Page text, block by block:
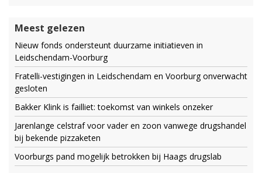
Meest gelezen
Nieuw fonds ondersteunt duurzame initiatieven in
Leidschendam-Voorburg
Fratelli-vestigingen in Leidschendam en Voorburg onverwacht
gesloten
Bakker Klink is failliet: toekomst van winkels onzeker
Jarenlange celstraf voor vader en zoon vanwege drugshandel
bij bekende pizzaketen
Voorburgs pand mogelijk betrokken bij Haags drugslab